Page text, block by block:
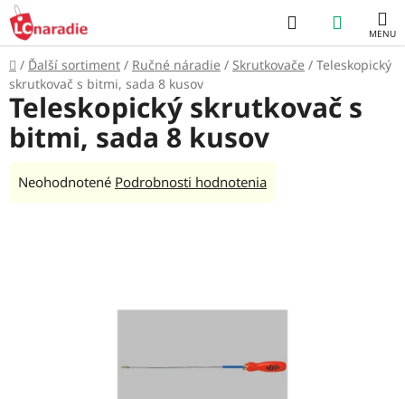
Prejsť
na
obsah
Hľadať
KOŠÍK
Domov
/ Ďalší sortiment / Ručné náradie / Skrutkovače / Teleskopický
skrutkovač s bitmi, sada 8 kusov
Teleskopický skrutkovač s
bitmi, sada 8 kusov
Priemerné
Neohodnotené Podrobnosti hodnotenia